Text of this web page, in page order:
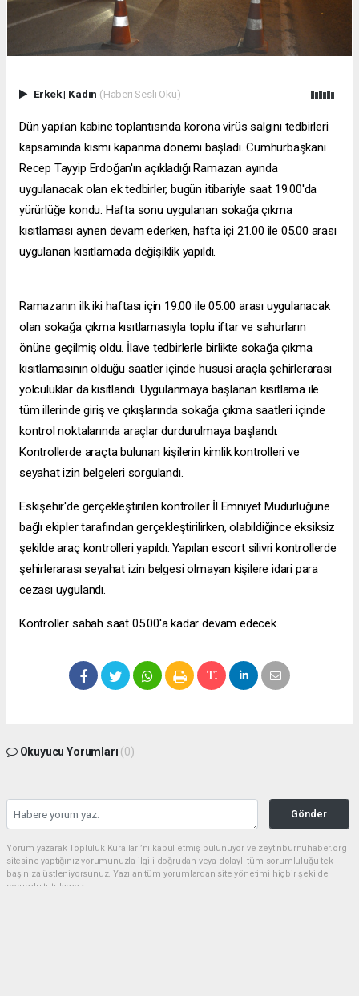
Erkek| Kadın (Haberi Sesli Oku)
Dün yapılan kabine toplantısında korona virüs salgını tedbirleri
kapsamında kısmi kapanma dönemi başladı. Cumhurbaşkanı
Recep Tayyip Erdoğan'ın açıkladığı Ramazan ayında
uygulanacak olan ek tedbirler, bugün itibariyle saat 19.00'da
yürürlüğe kondu. Hafta sonu uygulanan sokağa çıkma
kısıtlaması aynen devam ederken, hafta içi 21.00 ile 05.00 arası
uygulanan kısıtlamada değişiklik yapıldı.
Ramazanın ilk iki haftası için 19.00 ile 05.00 arası uygulanacak
olan sokağa çıkma kısıtlamasıyla toplu iftar ve sahurların
önüne geçilmiş oldu. İlave tedbirlerle birlikte sokağa çıkma
kısıtlamasının olduğu saatler içinde hususi araçla şehirlerarası
yolculuklar da kısıtlandı. Uygulanmaya başlanan kısıtlama ile
tüm illerinde giriş ve çıkışlarında sokağa çıkma saatleri içinde
kontrol noktalarında araçlar durdurulmaya başlandı.
Kontrollerde araçta bulunan kişilerin kimlik kontrolleri ve
seyahat izin belgeleri sorgulandı.
Eskişehir'de gerçekleştirilen kontroller İl Emniyet Müdürlüğüne
bağlı ekipler tarafından gerçekleştirilirken, olabildiğince eksiksiz
şekilde araç kontrolleri yapıldı. Yapılan escort silivri kontrollerde
şehirlerarası seyahat izin belgesi olmayan kişilere idari para
cezası uygulandı.
Kontroller sabah saat 05.00'a kadar devam edecek.
Okuyucu Yorumları (0)
Gönder
Yorum yazarak Topluluk Kuralları’nı kabul etmiş bulunuyor ve zeytinburnuhaber.org
sitesine yaptığınız yorumunuzla ilgili doğrudan veya dolaylı tüm sorumluluğu tek
başınıza üstleniyorsunuz. Yazılan tüm yorumlardan site yönetimi hiçbir şekilde
sorumlu tutulamaz.